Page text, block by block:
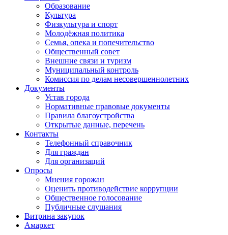
Образование
Культура
Физкультура и спорт
Молодёжная политика
Семья, опека и попечительство
Общественный совет
Внешние связи и туризм
Муниципальный контроль
Комиссия по делам несовершеннолетних
Документы
Устав города
Нормативные правовые документы
Правила благоустройства
Открытые данные, перечень
Контакты
Телефонный справочник
Для граждан
Для организаций
Опросы
Мнения горожан
Оценить противодействие коррупции
Общественное голосование
Публичные слушания
Витрина закупок
Амаркет